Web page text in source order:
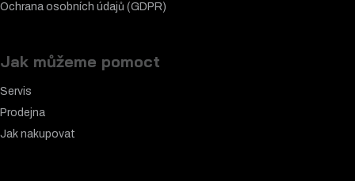
Ochrana osobních údajů (GDPR)
Jak můžeme pomoct
Servis
Prodejna
Jak nakupovat